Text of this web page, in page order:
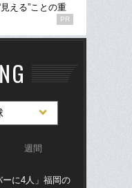
える”ことの重
PR
週間
ーに4人」福岡の